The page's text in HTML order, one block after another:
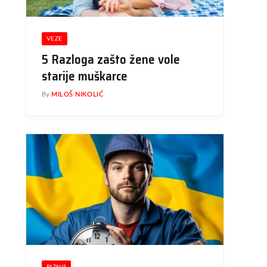
VEZE
5 Razloga zašto žene vole
starije muškarce
By MILOŠ NIKOLIĆ